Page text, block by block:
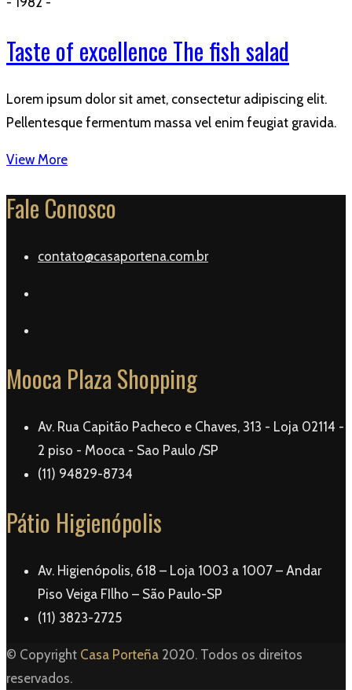
Taste of excellence The fish salad
Lorem ipsum dolor sit amet, consectetur adipiscing elit.
Pellentesque fermentum massa vel enim feugiat gravida.
View More
Fale Conosco
contato@casaportena.com.br
Mooca Plaza Shopping
Av. Rua Capitão Pacheco e Chaves, 313 - Loja 02114 -
2 piso - Mooca - Sao Paulo /SP
(11) 94829-8734
Pátio Higienópolis
Av. Higienópolis, 618 – Loja 1003 a 1007 – Andar
Piso Veiga FIlho – São Paulo-SP
(11) 3823-2725
© Copyright Casa Porteña 2020. Todos os direitos
reservados.